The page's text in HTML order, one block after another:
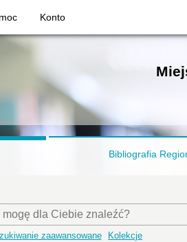
Konto
Bibliografia
zaawansowane Kolekcje